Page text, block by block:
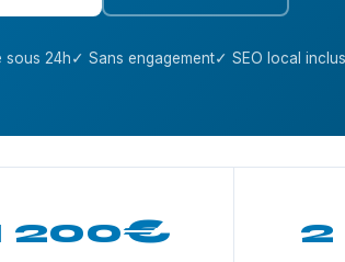
sous 24h✓ Sans engagement✓ SEO local inclus
200€ 2